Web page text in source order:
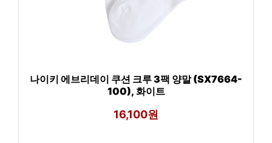
나이키 에브리데이 쿠션 크루 3팩 양말 (SX7664-
100), 화이트
16,100원